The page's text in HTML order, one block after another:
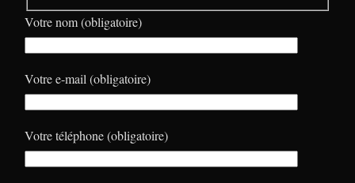
Votre nom (obligatoire)
Votre e-mail (obligatoire)
Votre téléphone (obligatoire)